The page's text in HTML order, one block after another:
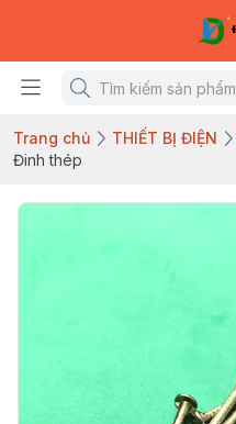
Trang chủ THIẾT BỊ ĐIỆN
Đinh thép